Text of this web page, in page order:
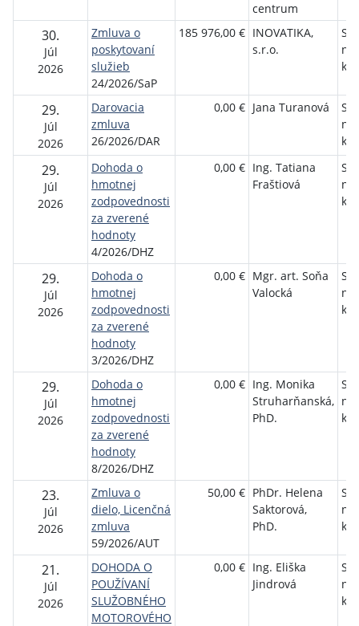
centrum
30.
Júl
2026
Zmluva o
poskytovaní
služieb
24/2026/SaP
185 976,00 € INOVATIKA,
s.r.o.
29.
Júl
2026
Darovacia
zmluva
26/2026/DAR
0,00 € Jana Turanová
29.
Júl
2026
Dohoda o
hmotnej
zodpovednosti
za zverené
hodnoty
4/2026/DHZ
0,00 € Ing. Tatiana
Fraštiová
29.
Júl
2026
Dohoda o
hmotnej
zodpovednosti
za zverené
hodnoty
3/2026/DHZ
0,00 € Mgr. art. Soňa
Valocká
29.
Júl
2026
Dohoda o
hmotnej
zodpovednosti
za zverené
hodnoty
8/2026/DHZ
0,00 € Ing. Monika
Struharňanská,
PhD.
23.
Júl
2026
Zmluva o
dielo, Licenčná
zmluva
59/2026/AUT
50,00 € PhDr. Helena
Saktorová,
PhD.
21.
Júl
2026
DOHODA O
POUŽÍVANÍ
SLUŽOBNÉHO
MOTOROVÉHO
0,00 € Ing. Eliška
Jindrová